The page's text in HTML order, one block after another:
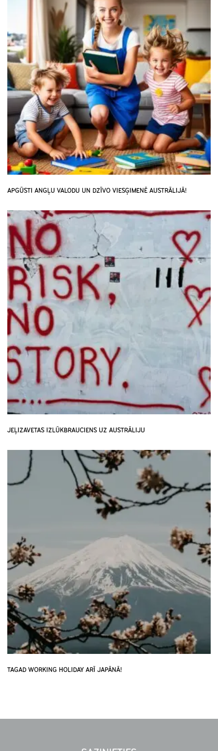
APGŪSTI ANGĻU VALODU UN DZĪVO VIESĢIMENĒ AUSTRĀLIJĀ!
JEĻIZAVETAS IZLŪKBRAUCIENS UZ AUSTRĀLIJU
TAGAD WORKING HOLIDAY ARĪ JAPĀNĀ!